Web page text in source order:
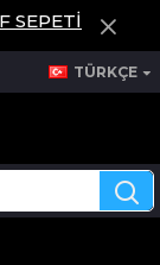
SEPETİ
TÜRKÇE